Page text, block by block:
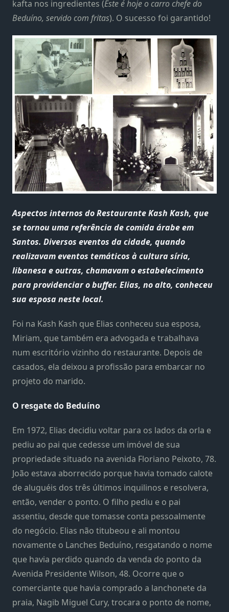
kafta nos ingredientes (Este é hoje o carro chefe do
Beduíno, servido com fritas). O sucesso foi garantido!
Aspectos internos do Restaurante Kash Kash, que
se tornou uma referência de comida árabe em
Santos. Diversos eventos da cidade, quando
realizavam eventos temáticos à cultura síria,
libanesa e outras, chamavam o estabelecimento
para providenciar o buffer. Elias, no alto, conheceu
sua esposa neste local.
Foi na Kash Kash que Elias conheceu sua esposa,
Miriam, que também era advogada e trabalhava
num escritório vizinho do restaurante. Depois de
casados, ela deixou a profissão para embarcar no
projeto do marido.
O resgate do Beduíno
Em 1972, Elias decidiu voltar para os lados da orla e
pediu ao pai que cedesse um imóvel de sua
propriedade situado na avenida Floriano Peixoto, 78.
João estava aborrecido porque havia tomado calote
de aluguéis dos três últimos inquilinos e resolvera,
então, vender o ponto. O filho pediu e o pai
assentiu, desde que tomasse conta pessoalmente
do negócio. Elias não titubeou e ali montou
novamente o Lanches Beduíno, resgatando o nome
que havia perdido quando da venda do ponto da
Avenida Presidente Wilson, 48. Ocorre que o
comerciante que havia comprado a lanchonete da
praia, Nagib Miguel Cury, trocara o ponto de nome,